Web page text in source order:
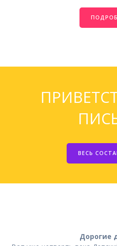
ВЕСЬ
Дорогие